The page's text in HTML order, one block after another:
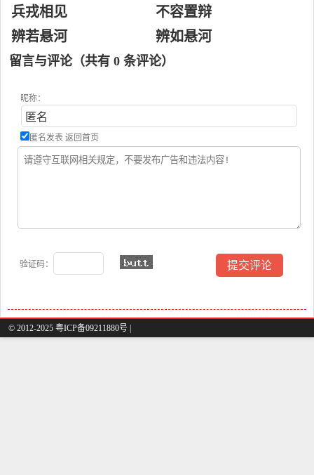
兵戎相见
不容置辩
辨若悬河
辨如悬河
留言与评论（共有 0 条评论）
昵称：
匿名发表 返回首页
验证码：
© 2012-2025 粤ICP备09211880号 |